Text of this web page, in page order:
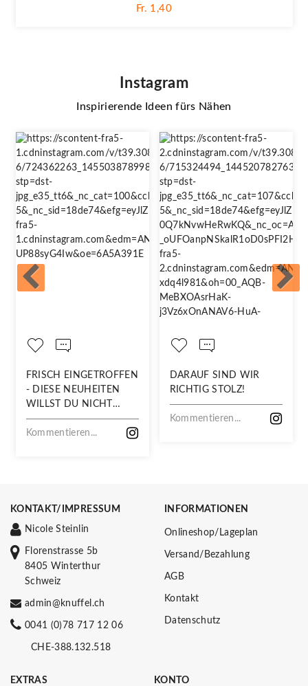
Fr. 1,40
Instagram
Inspirierende Ideen fürs Nähen
FRISCH EINGETROFFEN
- DIESE NEUHEITEN
WILLST DU NICHT
VERPASSEN!
Kommentieren...
DARAUF SIND WIR
RICHTIG STOLZ!
Kommentieren...
KONTAKT/IMPRESSUM
Nicole Steinlin
Florenstrasse 5b
8405 Winterthur
Schweiz
admin@knuffel.ch
0041 (0)78 717 12 06
CHE-388.132.518
INFORMATIONEN
Onlineshop/Lageplan
Versand/Bezahlung
AGB
Kontakt
Datenschutz
EXTRAS KONTO